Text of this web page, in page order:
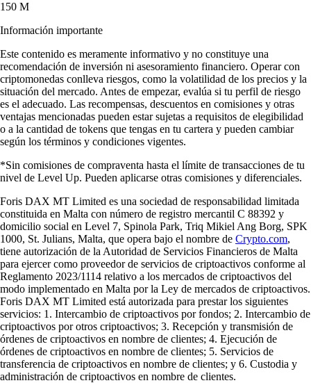
150 M
Información importante
Este contenido es meramente informativo y no constituye una
recomendación de inversión ni asesoramiento financiero. Operar con
criptomonedas conlleva riesgos, como la volatilidad de los precios y la
situación del mercado. Antes de empezar, evalúa si tu perfil de riesgo
es el adecuado. Las recompensas, descuentos en comisiones y otras
ventajas mencionadas pueden estar sujetas a requisitos de elegibilidad
o a la cantidad de tokens que tengas en tu cartera y pueden cambiar
según los términos y condiciones vigentes.
*Sin comisiones de compraventa hasta el límite de transacciones de tu
nivel de Level Up. Pueden aplicarse otras comisiones y diferenciales.
Foris DAX MT Limited es una sociedad de responsabilidad limitada
constituida en Malta con número de registro mercantil C 88392 y
domicilio social en Level 7, Spinola Park, Triq Mikiel Ang Borg, SPK
1000, St. Julians, Malta, que opera bajo el nombre de Crypto.com,
tiene autorización de la Autoridad de Servicios Financieros de Malta
para ejercer como proveedor de servicios de criptoactivos conforme al
Reglamento 2023/1114 relativo a los mercados de criptoactivos del
modo implementado en Malta por la Ley de mercados de criptoactivos.
Foris DAX MT Limited está autorizada para prestar los siguientes
servicios: 1. Intercambio de criptoactivos por fondos; 2. Intercambio de
criptoactivos por otros criptoactivos; 3. Recepción y transmisión de
órdenes de criptoactivos en nombre de clientes; 4. Ejecución de
órdenes de criptoactivos en nombre de clientes; 5. Servicios de
transferencia de criptoactivos en nombre de clientes; y 6. Custodia y
administración de criptoactivos en nombre de clientes.